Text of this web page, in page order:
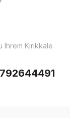
Ihrem Kirikkale